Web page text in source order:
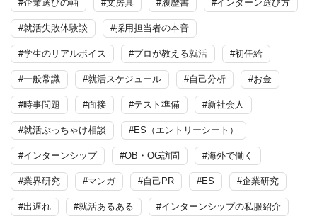
#企業選びの軸 #文房具 #履歴書 #インターン選び方
#就活失敗体験談 #採用担当者の本音
#学生のリアルボイス #プロが教える就活 #初任給
#一般常識 #就活スケジュール #自己分析 #お金
#時事問題 #面接 #テスト準備 #新社会人
#就活ぶっちゃけ相談 #ES（エントリーシート）
#インターンシップ #OB・OG訪問 #海外で働く
#業界研究 #マンガ #自己PR #ES #企業研究
#出遅れ #就活あるある #インターンシップの私服紹介